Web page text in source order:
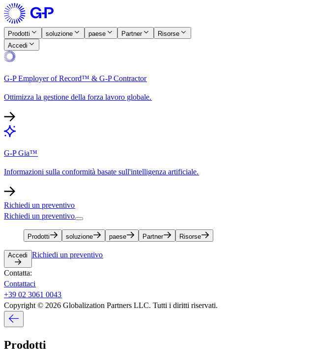
Prodotti​​ soluzione​​ paese​​ Partner​​
Risorse​​
Accedi​​
G-P Employer of Record™ & G-P Contractor​​
Ottimizza la gestione della forza lavoro globale.​​
G-P Gia™​​
Informazioni sulla conformità basate sull'intelligenza artificiale.​​
Richiedi un preventivo​​
Richiedi un preventivo​​
Prodotti​​ soluzione​​ paese​​ Partner​​ Risorse​​
Accedi​​ Richiedi un preventivo​​
Contatta:​​
Contattaci​​
+39 02 3061 0043​​
Copyright © 2026 Globalization Partners LLC. Tutti i diritti riservati.​​
Prodotti​​